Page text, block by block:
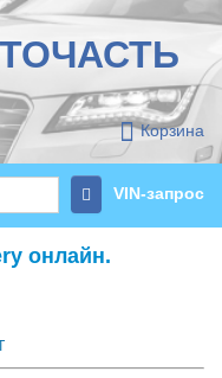
Корзина
VIN-запрос
онлайн.